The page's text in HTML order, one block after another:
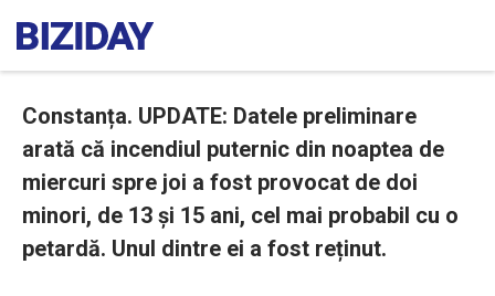
Constanța. UPDATE: Datele preliminare
arată că incendiul puternic din noaptea de
miercuri spre joi a fost provocat de doi
minori, de 13 și 15 ani, cel mai probabil cu o
petardă. Unul dintre ei a fost reținut.